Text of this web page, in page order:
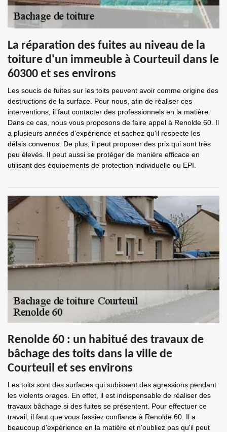
La réparation des fuites au niveau de la
toiture d'un immeuble à Courteuil dans le
60300 et ses environs
Les soucis de fuites sur les toits peuvent avoir comme origine des
destructions de la surface. Pour nous, afin de réaliser ces
interventions, il faut contacter des professionnels en la matière.
Dans ce cas, nous vous proposons de faire appel à Renolde 60. Il
a plusieurs années d'expérience et sachez qu'il respecte les
délais convenus. De plus, il peut proposer des prix qui sont très
peu élevés. Il peut aussi se protéger de manière efficace en
utilisant des équipements de protection individuelle ou EPI.
Renolde 60 : un habitué des travaux de
bâchage des toits dans la ville de
Courteuil et ses environs
Les toits sont des surfaces qui subissent des agressions pendant
les violents orages. En effet, il est indispensable de réaliser des
travaux bâchage si des fuites se présentent. Pour effectuer ce
travail, il faut que vous fassiez confiance à Renolde 60. Il a
beaucoup d'expérience en la matière et n'oubliez pas qu'il peut